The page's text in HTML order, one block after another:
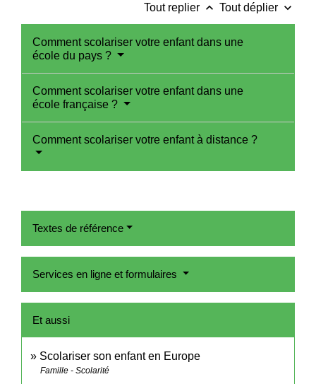
Tout replier keyboard_arrow_up Tout déplier keyboard_arrow_down
Comment scolariser votre enfant dans une
école du pays ?
Comment scolariser votre enfant dans une
école française ?
Comment scolariser votre enfant à distance ?
Textes de référence
Services en ligne et formulaires
Et aussi
Scolariser son enfant en Europe
Famille - Scolarité